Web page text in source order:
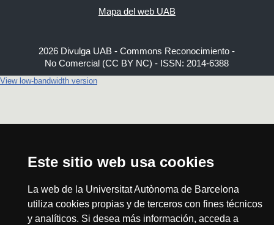
Este sitio web usa cookies
La web de la Universitat Autònoma de Barcelona
utiliza cookies propias y de terceros con fines técnicos
y analíticos. Si desea más información, acceda a
Mapa del web UAB
2026 Divulga UAB - Commons Reconocimiento -
No Comercial (CC BY NC) - ISSN: 2014-6388
View low-bandwidth version